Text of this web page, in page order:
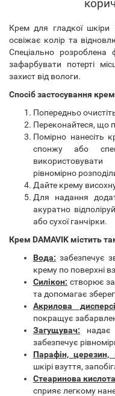
Крем для гладкої шкіри
освіжає колір та
Спеціально
зафарбувати потерті
захист від вологи.
Спосіб застосування
Попередньо
Переконайтеся, що
Помірно нанесіть
спонжу або
рівномірно
Дайте крему
Для надання
акуратно
або сухої ганчірки.
Крем DAMAVIK містить
Вода: забезпечує
крему по поверхні
Силікон: створює
та допомагає
Акрилова
покращує
Загущувач: надає
забезпечує
Парафін, церезин,
шкірі взуття,
Стеаринова
сприяє легкому